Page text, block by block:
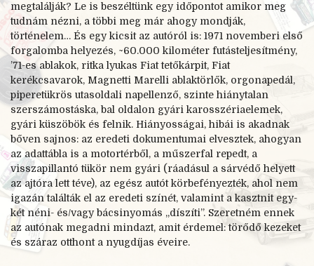
megtalálják? Le is beszéltünk egy időpontot amikor meg
tudnám nézni, a többi meg már ahogy mondják,
történelem… És egy kicsit az autóról is: 1971 novemberi első
forgalomba helyezés, ~60.000 kilométer futásteljesítmény,
’71-es ablakok, ritka lyukas Fiat tetőkárpit, Fiat
kerékcsavarok, Magnetti Marelli ablaktörlők, orgonapedál,
piperetükrös utasoldali napellenző, szinte hiánytalan
szerszámostáska, bal oldalon gyári karosszériaelemek,
gyári küszöbök és felnik. Hiányosságai, hibái is akadnak
bőven sajnos: az eredeti dokumentumai elvesztek, ahogyan
az adattábla is a motortérből, a műszerfal repedt, a
visszapillantó tükör nem gyári (ráadásul a sárvédő helyett
az ajtóra lett téve), az egész autót körbefényezték, ahol nem
igazán találták el az eredeti színét, valamint a kasztnit egy-
két néni- és/vagy bácsinyomás „díszíti”. Szeretném ennek
az autónak megadni mindazt, amit érdemel: törődő kezeket
és száraz otthont a nyugdíjas éveire.